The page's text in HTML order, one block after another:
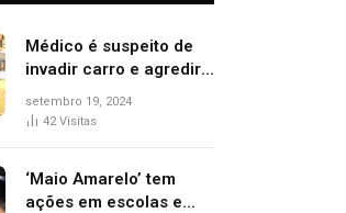
Médico é suspeito de
invadir carro e agredir
delegado aposentado
durante confusão no
setembro 19, 2024
42Visitas
‘Maio Amarelo’ tem
ações em escolas e